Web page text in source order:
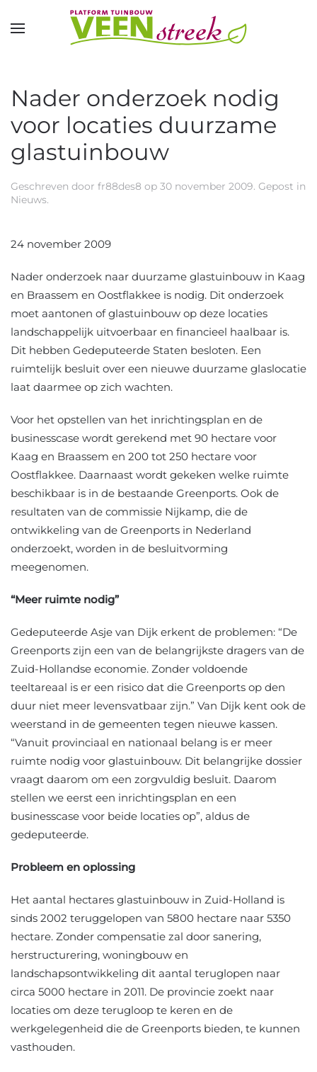
Overslaan en naar de inhoud gaan
Nader onderzoek nodig
voor locaties duurzame
glastuinbouw
Geschreven door fr88des8 op 30 november 2009. Gepost in
Nieuws.
24 november 2009
Nader onderzoek naar duurzame glastuinbouw in Kaag
en Braassem en Oostflakkee is nodig. Dit onderzoek
moet aantonen of glastuinbouw op deze locaties
landschappelijk uitvoerbaar en financieel haalbaar is.
Dit hebben Gedeputeerde Staten besloten. Een
ruimtelijk besluit over een nieuwe duurzame glaslocatie
laat daarmee op zich wachten.
Voor het opstellen van het inrichtingsplan en de
businesscase wordt gerekend met 90 hectare voor
Kaag en Braassem en 200 tot 250 hectare voor
Oostflakkee. Daarnaast wordt gekeken welke ruimte
beschikbaar is in de bestaande Greenports. Ook de
resultaten van de commissie Nijkamp, die de
ontwikkeling van de Greenports in Nederland
onderzoekt, worden in de besluitvorming
meegenomen.
“Meer ruimte nodig”
Gedeputeerde Asje van Dijk erkent de problemen: “De
Greenports zijn een van de belangrijkste dragers van de
Zuid-Hollandse economie. Zonder voldoende
teeltareaal is er een risico dat die Greenports op den
duur niet meer levensvatbaar zijn.” Van Dijk kent ook de
weerstand in de gemeenten tegen nieuwe kassen.
“Vanuit provinciaal en nationaal belang is er meer
ruimte nodig voor glastuinbouw. Dit belangrijke dossier
vraagt daarom om een zorgvuldig besluit. Daarom
stellen we eerst een inrichtingsplan en een
businesscase voor beide locaties op”, aldus de
gedeputeerde.
Probleem en oplossing
Het aantal hectares glastuinbouw in Zuid-Holland is
sinds 2002 teruggelopen van 5800 hectare naar 5350
hectare. Zonder compensatie zal door sanering,
herstructurering, woningbouw en
landschapsontwikkeling dit aantal teruglopen naar
circa 5000 hectare in 2011. De provincie zoekt naar
locaties om deze terugloop te keren en de
werkgelegenheid die de Greenports bieden, te kunnen
vasthouden.